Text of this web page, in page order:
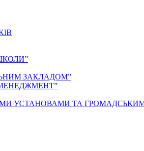
ЗАКЛАДОМ”
УСТАНОВАМИ ТА